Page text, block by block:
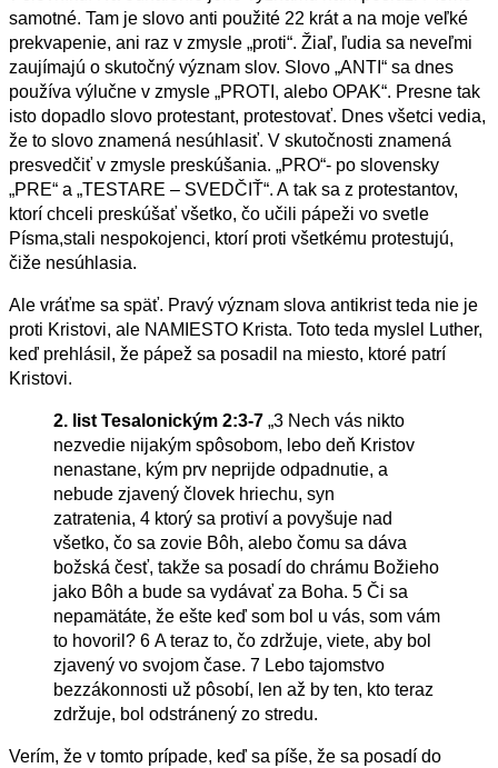
samotné. Tam je slovo anti použité 22 krát a na moje veľké
prekvapenie, ani raz v zmysle „proti“. Žiaľ, ľudia sa neveľmi
zaujímajú o skutočný význam slov. Slovo „ANTI“ sa dnes
používa výlučne v zmysle „PROTI, alebo OPAK“. Presne tak
isto dopadlo slovo protestant, protestovať. Dnes všetci vedia,
že to slovo znamená nesúhlasiť. V skutočnosti znamená
presvedčiť v zmysle preskúšania. „PRO“- po slovensky
„PRE“ a „TESTARE – SVEDČIŤ“. A tak sa z protestantov,
ktorí chceli preskúšať všetko, čo učili pápeži vo svetle
Písma,stali nespokojenci, ktorí proti všetkému protestujú,
čiže nesúhlasia.
Ale vráťme sa späť. Pravý význam slova antikrist teda nie je
proti Kristovi, ale NAMIESTO Krista. Toto teda myslel Luther,
keď prehlásil, že pápež sa posadil na miesto, ktoré patrí
Kristovi.
2. list Tesalonickým 2:3-7 „3 Nech vás nikto
nezvedie nijakým spôsobom, lebo deň Kristov
nenastane, kým prv neprijde odpadnutie, a
nebude zjavený človek hriechu, syn
zatratenia, 4 ktorý sa protiví a povyšuje nad
všetko, čo sa zovie Bôh, alebo čomu sa dáva
božská česť, takže sa posadí do chrámu Božieho
jako Bôh a bude sa vydávať za Boha. 5 Či sa
nepamätáte, že ešte keď som bol u vás, som vám
to hovoril? 6 A teraz to, čo zdržuje, viete, aby bol
zjavený vo svojom čase. 7 Lebo tajomstvo
bezzákonnosti už pôsobí, len až by ten, kto teraz
zdržuje, bol odstránený zo stredu.
Verím, že v tomto prípade, keď sa píše, že sa posadí do